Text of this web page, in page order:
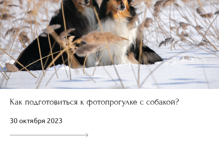
Как подготовиться к фотопрогулке с собакой?
30 октября 2023